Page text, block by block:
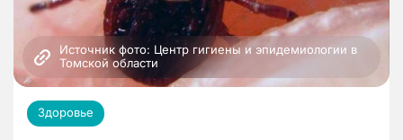
Источник фото: Центр гигиены и эпидемиологии в
Томской области
Здоровье